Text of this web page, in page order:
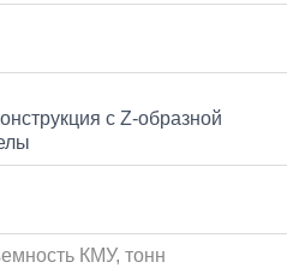
положения
1 день
с Z-образной
КМУ, тонн